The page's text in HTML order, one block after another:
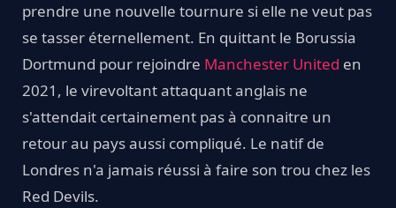
prendre une nouvelle tournure si elle ne veut pas
se tasser éternellement. En quittant le Borussia
Dortmund pour rejoindre Manchester United en
2021, le virevoltant attaquant anglais ne
s'attendait certainement pas à connaitre un
retour au pays aussi compliqué. Le natif de
Londres n'a jamais réussi à faire son trou chez les
Red Devils.